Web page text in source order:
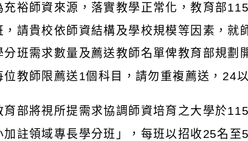
充裕師資來源，落實教學正常化，教育部
，請貴校依師資結構及學校規模等因素，就
分班需求數量及薦送教師名單俾教育部規劃
位教師限薦送1個科目，請勿重複薦送， 24
育部將視所提需求協調師資培育之大學於
加註領域專長學分班」，每班以招收25名至